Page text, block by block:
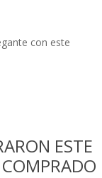
con este
ESTE